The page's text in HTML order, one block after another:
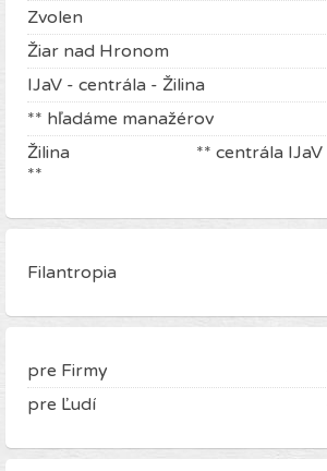
Zvolen
Žiar nad Hronom
IJaV - centrála - Žilina
** hľadáme manažérov
Žilina ** centrála IJaV
**
Filantropia
pre Firmy
pre Ľudí